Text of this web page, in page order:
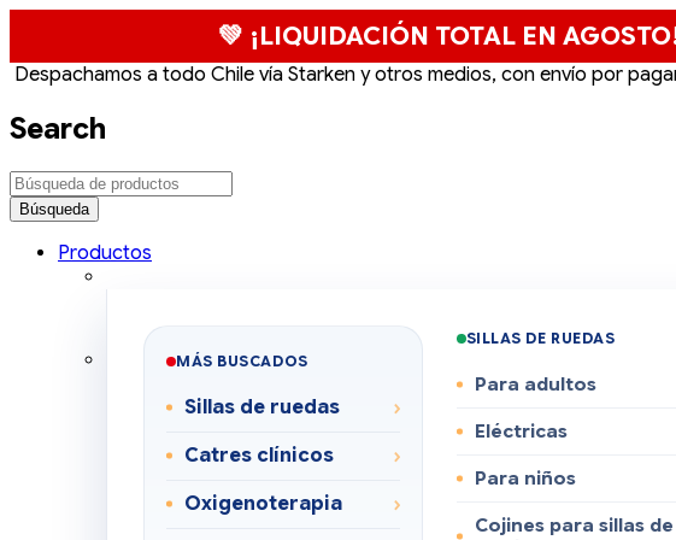
💚 ¡LIQUIDACIÓN TOTAL EN
Despachamos a todo Chile vía Starken y otros medios, con envío por
Search
Productos
MÁS BUSCADOS
Sillas de ruedas
Catres clínicos
Oxigenoterapia
SILLAS DE RUEDAS
Para adultos
Eléctricas
Para niños
Cojines para sillas de